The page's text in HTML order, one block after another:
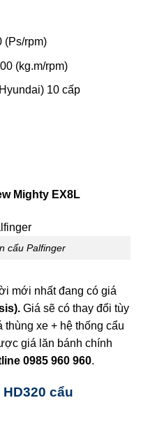
(Ps/rpm)
(kg.m/rpm)
10 cấp
Mighty EX8L
cẩu Palfinger
mới nhất đang có giá
Giá sẽ có thay đổi tùy
xe + hệ thống cẩu
giá lăn bánh chính
0985 960 960.
cẩu